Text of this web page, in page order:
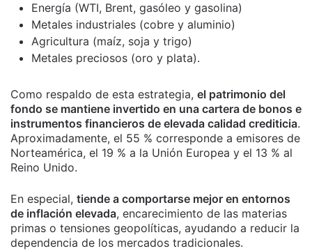
Energía (WTI, Brent, gasóleo y gasolina)
Metales industriales (cobre y aluminio)
Agricultura (maíz, soja y trigo)
Metales preciosos (oro y plata).
Como respaldo de esta estrategia, el patrimonio del
fondo se mantiene invertido en una cartera de bonos e
instrumentos financieros de elevada calidad crediticia.
Aproximadamente, el 55 % corresponde a emisores de
Norteamérica, el 19 % a la Unión Europea y el 13 % al
Reino Unido.
En especial, tiende a comportarse mejor en entornos
de inflación elevada, encarecimiento de las materias
primas o tensiones geopolíticas, ayudando a reducir la
dependencia de los mercados tradicionales.